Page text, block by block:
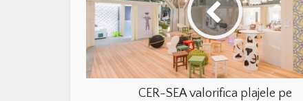
CER-SEA valorifica plajele pe